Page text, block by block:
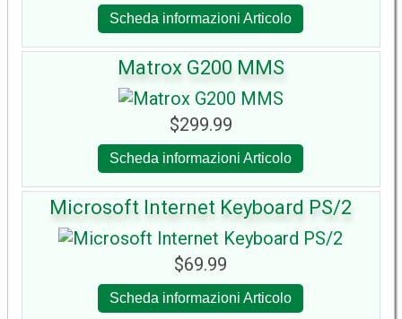
Scheda informazioni Articolo
Matrox G200 MMS
$299.99
Scheda informazioni Articolo
Microsoft Internet Keyboard PS/2
$69.99
Scheda informazioni Articolo